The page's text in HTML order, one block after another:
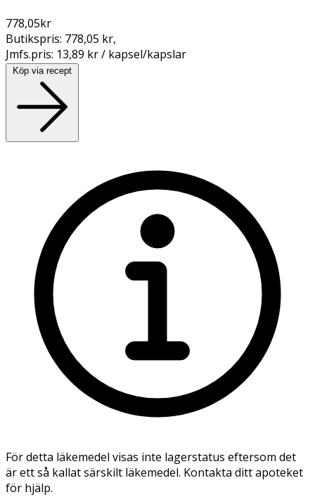
778,05kr
Butikspris: 778,05 kr,
Jmfs.pris: 13,89 kr / kapsel/kapslar
Köp via recept
För detta läkemedel visas inte lagerstatus eftersom det
är ett så kallat särskilt läkemedel. Kontakta ditt apoteket
för hjälp.